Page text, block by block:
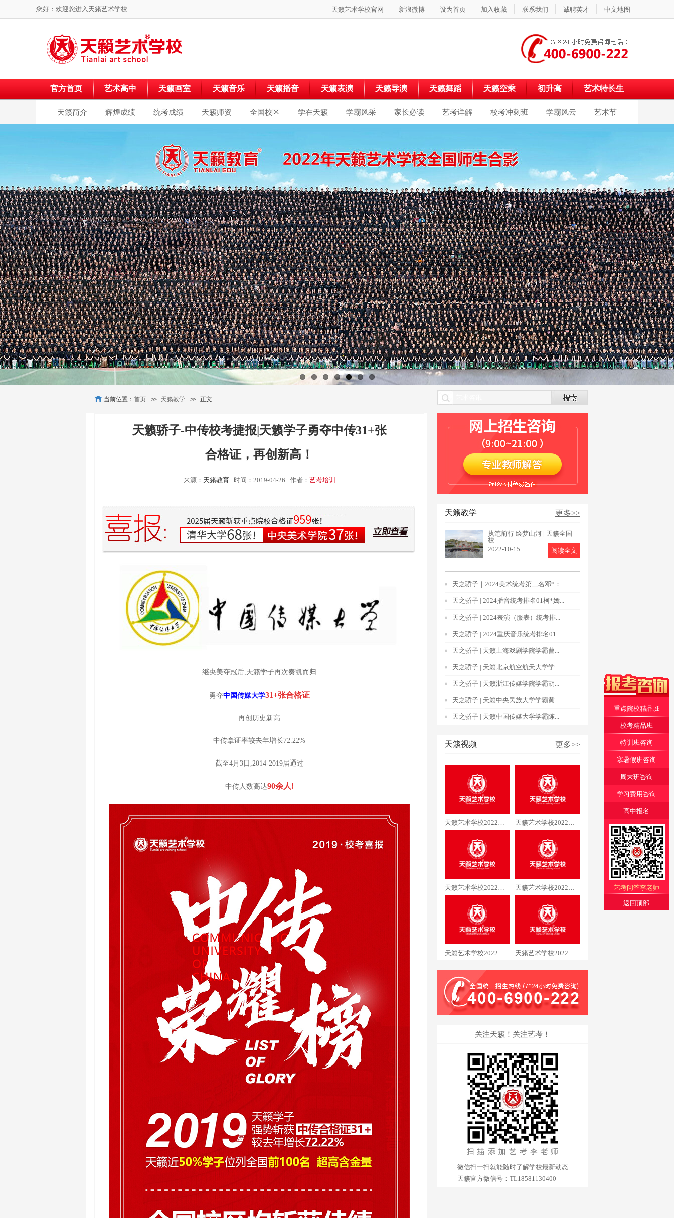
您好：欢迎您进入 天籁艺术学校 天籁艺术学校官网 新浪微博 设为首页 加入收藏 联系我们 诚聘英才 中文地图
官方首页 艺术高中 天籁画室 天籁音乐 天籁播音 天籁表演 天籁导演 天籁舞蹈 天籁空乘 初升高 艺术特长生
天籁简介 辉煌成绩 统考成绩 天籁师资 全国校区 学在天籁 学霸风采 家长必读 艺考详解 校考冲刺班 学霸风云 艺术节
当前位置： 首页 >> 天籁教学 >> 正文
天籁骄子-中传校考捷报|天籁学子勇夺中传31+张
合格证，再创新高！
来源： 天籁教育 时间：2019-04-26 作者： 艺考培训
继央美夺冠后,天籁学子再次奏凯而归
勇夺中国传媒大学31+张合格证
再创历史新高
中传拿证率较去年增长72.22%
截至4月3日,2014-2019届通过
中传人数高达90余人!
天籁教学 更多>>
执笔前行 绘梦山河 | 天籁全国
校...
2022-10-15
阅读全文
天之骄子｜2024美术统考第二名邓*：...
天之骄子 | 2024播音统考排名01柯*嫣...
天之骄子 | 2024表演（服表）统考排...
天之骄子 | 2024重庆音乐统考排名01...
天之骄子 | 天籁上海戏剧学院学霸曹...
天之骄子 | 天籁北京航空航天大学学...
天之骄子 | 天籁浙江传媒学院学霸胡...
天之骄子 | 天籁中央民族大学学霸黄...
天之骄子 | 天籁中国传媒大学学霸陈...
天籁视频 更多>>
天籁艺术学校2022届空乘专业许同学通过中国民航大学 天籁艺术学校2022届空乘专业吴同学通过中国民航大学
天籁艺术学校2022届编导专业梁同学通过中国传媒大学 天籁艺术学校2022届编导专业黄同学通过中国传媒大学
天籁艺术学校2022届音乐专业石同学通过中央民族大学 天籁艺术学校2022届音乐专业居同学通过中央音乐学院
关注天籁！关注艺考！
微信扫一扫就能随时了解学校最新动态
天籁官方微信号：TL18581130400
重点院校精品班
校考精品班
特训班咨询
寒暑假班咨询
周末班咨询
学习费用咨询
高中报名
艺考问答李老师
返回顶部